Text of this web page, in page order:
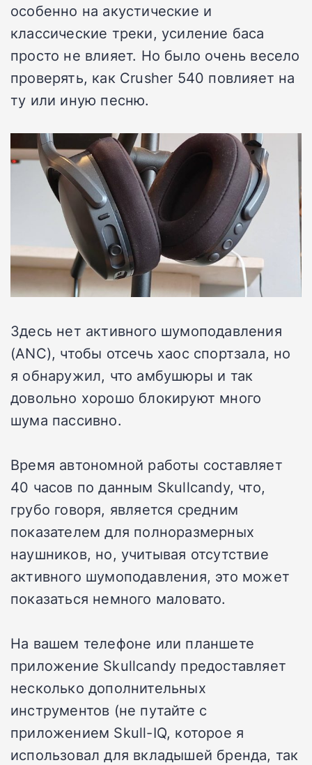
особенно на акустические и
классические треки, усиление баса
просто не влияет. Но было очень весело
проверять, как Crusher 540 повлияет на
ту или иную песню.
Здесь нет активного шумоподавления
(ANC), чтобы отсечь хаос спортзала, но
я обнаружил, что амбушюры и так
довольно хорошо блокируют много
шума пассивно.
Время автономной работы составляет
40 часов по данным Skullcandy, что,
грубо говоря, является средним
показателем для полноразмерных
наушников, но, учитывая отсутствие
активного шумоподавления, это может
показаться немного маловато.
На вашем телефоне или планшете
приложение Skullcandy предоставляет
несколько дополнительных
инструментов (не путайте с
приложением Skull-IQ, которое я
использовал для вкладышей бренда, так